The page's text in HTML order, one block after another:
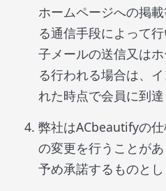
ホームページへの掲
る通信手段によって
子メールの送信又は
る行われる場合は、
れた時点で会員に到達
弊社はACbeautifyの
の変更を行うことが
予め承諾するものとし